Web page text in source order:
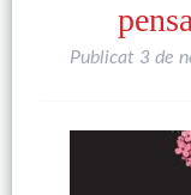
Publicat 3 de